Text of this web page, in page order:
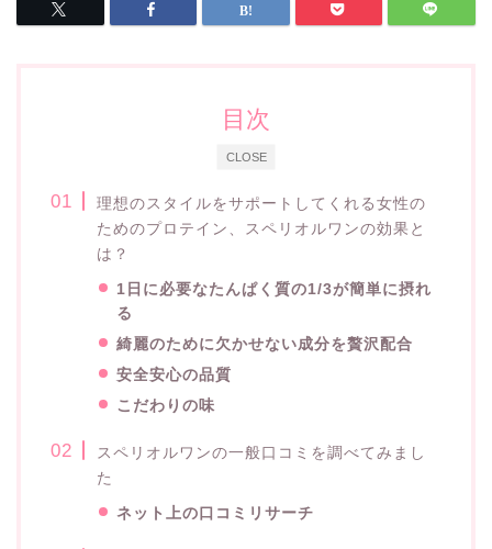
CLOSE
目次
理想のスタイルをサポートしてくれる女性の
ためのプロテイン、スペリオルワンの効果と
は？
1日に必要なたんぱく質の1/3が簡単に摂れ
る
綺麗のために欠かせない成分を贅沢配合
安全安心の品質
こだわりの味
スペリオルワンの一般口コミを調べてみまし
た
ネット上の口コミリサーチ